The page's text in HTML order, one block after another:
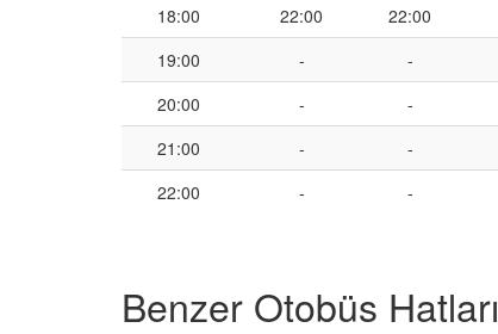
18:00
22:00 22:00
19:00
- -
20:00
- -
21:00
- -
22:00
- -
Benzer Otobüs Hatları